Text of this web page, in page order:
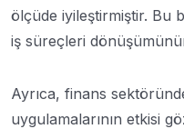
ölçüde iyileştirmiştir. Bu
iş süreçleri
Ayrıca, finans
uygulamalarının etkisi